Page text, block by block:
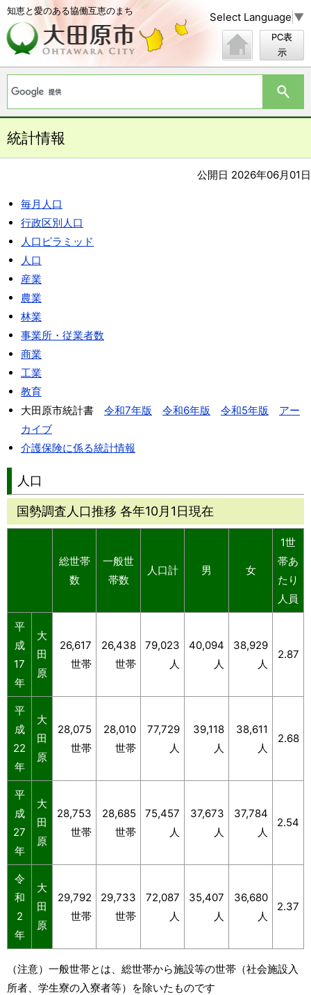
知恵と愛のある協働互恵のまち Select Language ▼
PC表
示
統計情報
公開日 2026年06月01日
毎月人口
行政区別人口
人口ピラミッド
人口
産業
農業
林業
事業所・従業者数
商業
工業
教育
大田原市統計書 令和7年版 令和6年版 令和5年版
アー
カイブ
介護保険に係る統計情報
人口
国勢調査人口推移 各年10月1日現在
総世帯
数
一般世
帯数
人口計 男 女
1世
帯あ
たり
人員
平
成
17
年
大
田
原
26,617
世帯
26,438
世帯
79,023
人
40,094
人
38,929
人
2.87
平
成
22
年
大
田
原
28,075
世帯
28,010
世帯
77,729
人
39,118
人
38,611
人
2.68
平
成
27
年
大
田
原
28,753
世帯
28,685
世帯
75,457
人
37,673
人
37,784
人
2.54
令
和
2
年
大
田
原
29,792
世帯
29,733
世帯
72,087
人
35,407
人
36,680
人
2.37
（注意）一般世帯とは、総世帯から施設等の世帯（社会施設入
所者、学生寮の入寮者等）を除いたものです